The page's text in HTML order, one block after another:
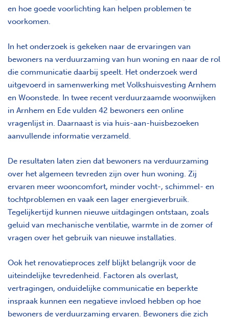
en hoe goede voorlichting kan helpen problemen te
voorkomen.
In het onderzoek is gekeken naar de ervaringen van
bewoners na verduurzaming van hun woning en naar de rol
die communicatie daarbij speelt. Het onderzoek werd
uitgevoerd in samenwerking met Volkshuisvesting Arnhem
en Woonstede. In twee recent verduurzaamde woonwijken
in Arnhem en Ede vulden 42 bewoners een online
vragenlijst in. Daarnaast is via huis-aan-huisbezoeken
aanvullende informatie verzameld.
De resultaten laten zien dat bewoners na verduurzaming
over het algemeen tevreden zijn over hun woning. Zij
ervaren meer wooncomfort, minder vocht-, schimmel- en
tochtproblemen en vaak een lager energieverbruik.
Tegelijkertijd kunnen nieuwe uitdagingen ontstaan, zoals
geluid van mechanische ventilatie, warmte in de zomer of
vragen over het gebruik van nieuwe installaties.
Ook het renovatieproces zelf blijkt belangrijk voor de
uiteindelijke tevredenheid. Factoren als overlast,
vertragingen, onduidelijke communicatie en beperkte
inspraak kunnen een negatieve invloed hebben op hoe
bewoners de verduurzaming ervaren. Bewoners die zich